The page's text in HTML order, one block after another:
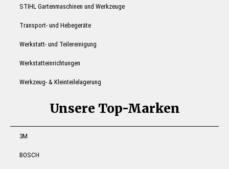
STIHL Gartenmaschinen und Werkzeuge
Transport- und Hebegeräte
Werkstatt- und Teilereinigung
Werkstatteinrichtungen
Werkzeug- & Kleinteilelagerung
Unsere Top-Marken
3M
BOSCH